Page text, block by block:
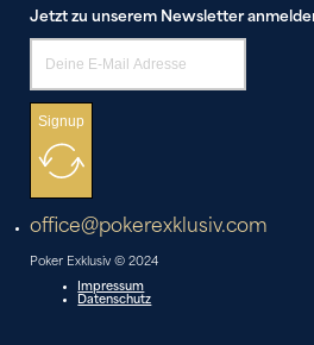
Jetzt zu unserem Newsletter
Signup
office@pokerexklusiv.com
Poker Exklusiv © 2024
Impressum
Datenschutz